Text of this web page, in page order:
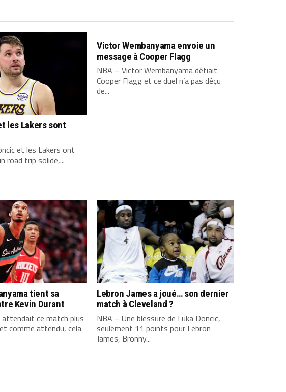
les Lakers sont
et les Lakers ont
road trip solide,...
Victor Wembanyama envoie un
message à Cooper Flagg
NBA – Victor Wembanyama défiait
Cooper Flagg et ce duel n’a pas déçu
de...
tient sa
Kevin Durant
ce match plus
comme attendu, cela
Lebron James a joué… son dernier
match à Cleveland ?
NBA – Une blessure de Luka Doncic,
seulement 11 points pour Lebron
James, Bronny...